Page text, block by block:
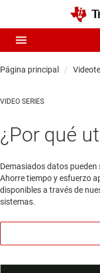
Página principal
VIDEO SERIES
¿Por qué
Demasiados datos
Ahorre tiempo y esfuerzo
disponibles a través de
sistemas.